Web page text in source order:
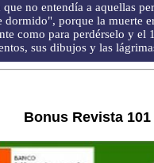
que no entendía a aquellas
dormido", porque la muerte
como para perdérselo y el
sus dibujos y las
Bonus Revista